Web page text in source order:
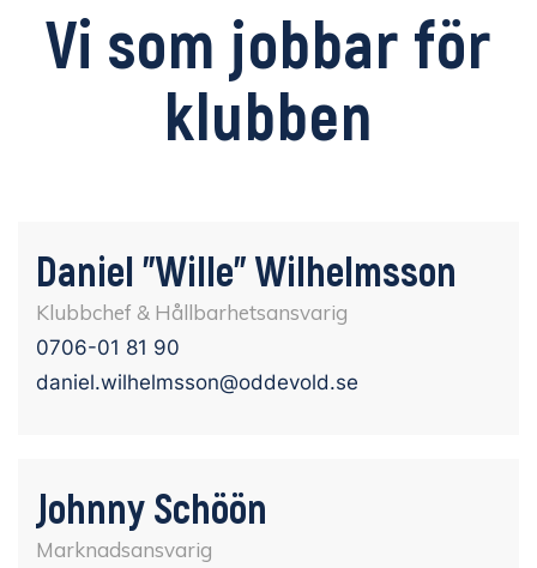
Vi som jobbar för
klubben
Daniel ”Wille” Wilhelmsson
Klubbchef & Hållbarhetsansvarig
0706-01 81 90
daniel.wilhelmsson@oddevold.se
Johnny Schöön
Marknadsansvarig